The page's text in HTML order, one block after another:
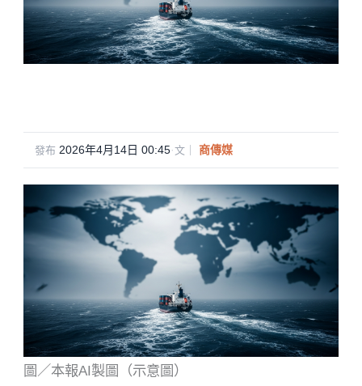
發布 2026年4月14日 00:45·文｜ 商傳媒
圖／本報AI製圖（示意圖）